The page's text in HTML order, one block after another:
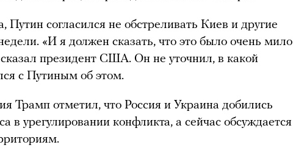
Путин согласился не обстреливать Киев и другие
«И я должен сказать, что это было очень мило
президент США. Он не уточнил, в какой
с Путиным об этом.
Трамп отметил, что Россия и Украина добились
в урегулировании конфликта, а сейчас обсуждается